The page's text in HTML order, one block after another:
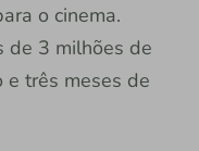
o cinema.
de 3 milhões de
três meses de